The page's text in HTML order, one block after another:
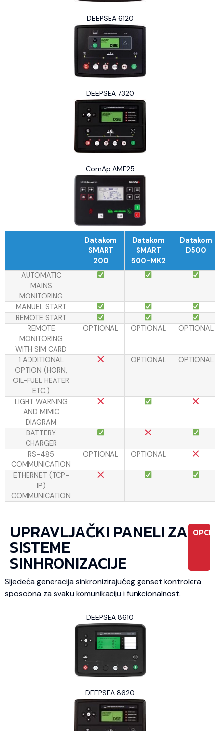
DEEPSEA 6120
DEEPSEA 7320
ComAp AMF25
Datakom
SMART
200
Datakom
SMART
500-MK2
Datakom
D500
AUTOMATIC
MAINS
MONITORING
MANUEL START
REMOTE START
REMOTE
MONITORING
WITH SIM CARD
OPTIONAL OPTIONAL OPTIONAL
1 ADDITIONAL
OPTION (HORN,
OIL-FUEL HEATER
ETC.)
OPTIONAL OPTIONAL
LIGHT WARNING
AND MIMIC
DIAGRAM
BATTERY
CHARGER
RS-485
COMMUNICATION
OPTIONAL OPTIONAL
ETHERNET (TCP-
IP)
COMMUNICATION
UPRAVLJAČKI PANELI ZA
SISTEME
SINHRONIZACIJE
Sljedeća generacija sinkronizirajućeg genset kontrolera
sposobna za svaku komunikaciju i funkcionalnost.
DEEPSEA 8610
DEEPSEA 8620